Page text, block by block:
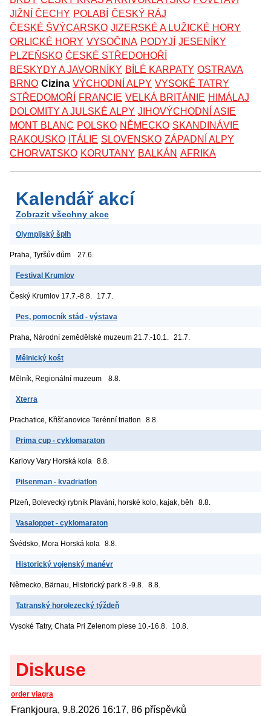
JIŽNÍ ČECHY POLABÍ ČESKÝ RÁJ
ČESKÉ ŠVÝCARSKO JIZERSKÉ A LUŽICKÉ HORY
ORLICKÉ HORY VYSOČINA PODYJÍ JESENÍKY
PLZEŇSKO ČESKÉ STŘEDOHOŘÍ
BESKYDY A JAVORNÍKY BÍLÉ KARPATY OSTRAVA
BRNO Cizina VÝCHODNÍ ALPY VYSOKÉ TATRY
STŘEDOMOŘÍ
FRANCIE VELKÁ BRITÁNIE HIMÁLAJ
DOLOMITY A JULSKÉ ALPY JIHOVÝCHODNÍ ASIE
MONT BLANC POLSKO NĚMECKO SKANDINÁVIE
RAKOUSKO ITÁLIE SLOVENSKO ZÁPADNÍ ALPY
CHORVATSKO KORUTANY BALKÁN AFRIKA
Kalendář akcí
Zobrazit všechny akce
Olympijský šplh
Praha, Tyršův dům 27.6.
Festival Krumlov
Český Krumlov 17.7.-8.8. 17.7.
Pes, pomocník stád - výstava
Praha, Národní zemědělské muzeum 21.7.-10.1. 21.7.
Mělnický košt
Mělník, Regionální muzeum 8.8.
Xterra
Prachatice, Křišťanovice Terénní triatlon 8.8.
Prima cup - cyklomaraton
Karlovy Vary Horská kola 8.8.
Pilsenman - kvadriatlon
Plzeň, Bolevecký rybník Plavání, horské kolo, kajak, běh 8.8.
Vasaloppet - cyklomaraton
Švédsko, Mora Horská kola 8.8.
Historický vojenský manévr
Německo, Bärnau, Historický park 8.-9.8. 8.8.
Tatranský horolezecký týždeň
Vysoké Tatry, Chata Pri Zelenom plese 10.-16.8. 10.8.
Diskuse
order viagra
Frankjoura, 9.8.2026 16:17, 86 příspěvků